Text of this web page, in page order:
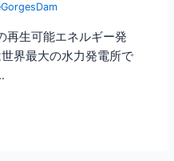
再生可能エネルギー発
界最大の水力発電所で